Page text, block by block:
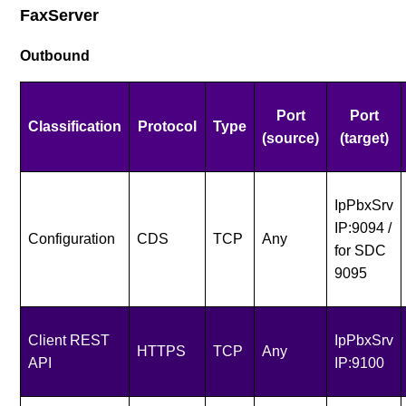
FaxServer
Outbound
Classification Protocol Type
Port
(source)
Port
(target)
Configuration CDS TCP Any
IpPbxSrv
IP:9094 /
for SDC
9095
Client REST
API
HTTPS TCP Any
IpPbxSrv
IP:9100